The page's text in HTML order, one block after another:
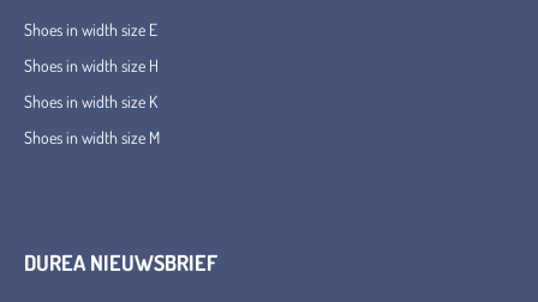
Shoes in width size E
Shoes in width size H
Shoes in width size K
Shoes in width size M
DUREA NIEUWSBRIEF